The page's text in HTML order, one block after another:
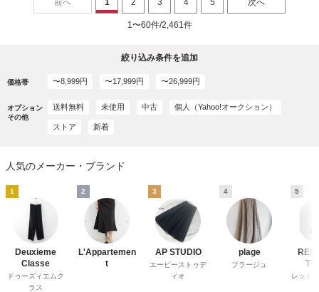
1〜60件/2,461件
絞り込み条件を追加
価格帯 〜8,999円 〜17,999円 〜26,999円
オプション
その他
送料無料 未使用 中古 個人（Yahoo!オークション）
ストア 新着
人気のメーカー・ブランド
1
Deuxieme
Classe
ドゥーズィエムク
ラス
2
L'Appartemen
t
3
AP STUDIO
エーピーストゥデ
ィオ
4
plage
プラージュ
5
RED
レッド